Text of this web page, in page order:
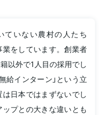
ていない農村の人たち
をしています。創業者
以外で1人目の採用でし
給インターン」という立
日本ではまずないでし
プとの大きな違いとも